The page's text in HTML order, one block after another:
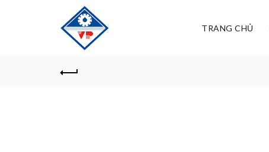
TRANG CHỦ